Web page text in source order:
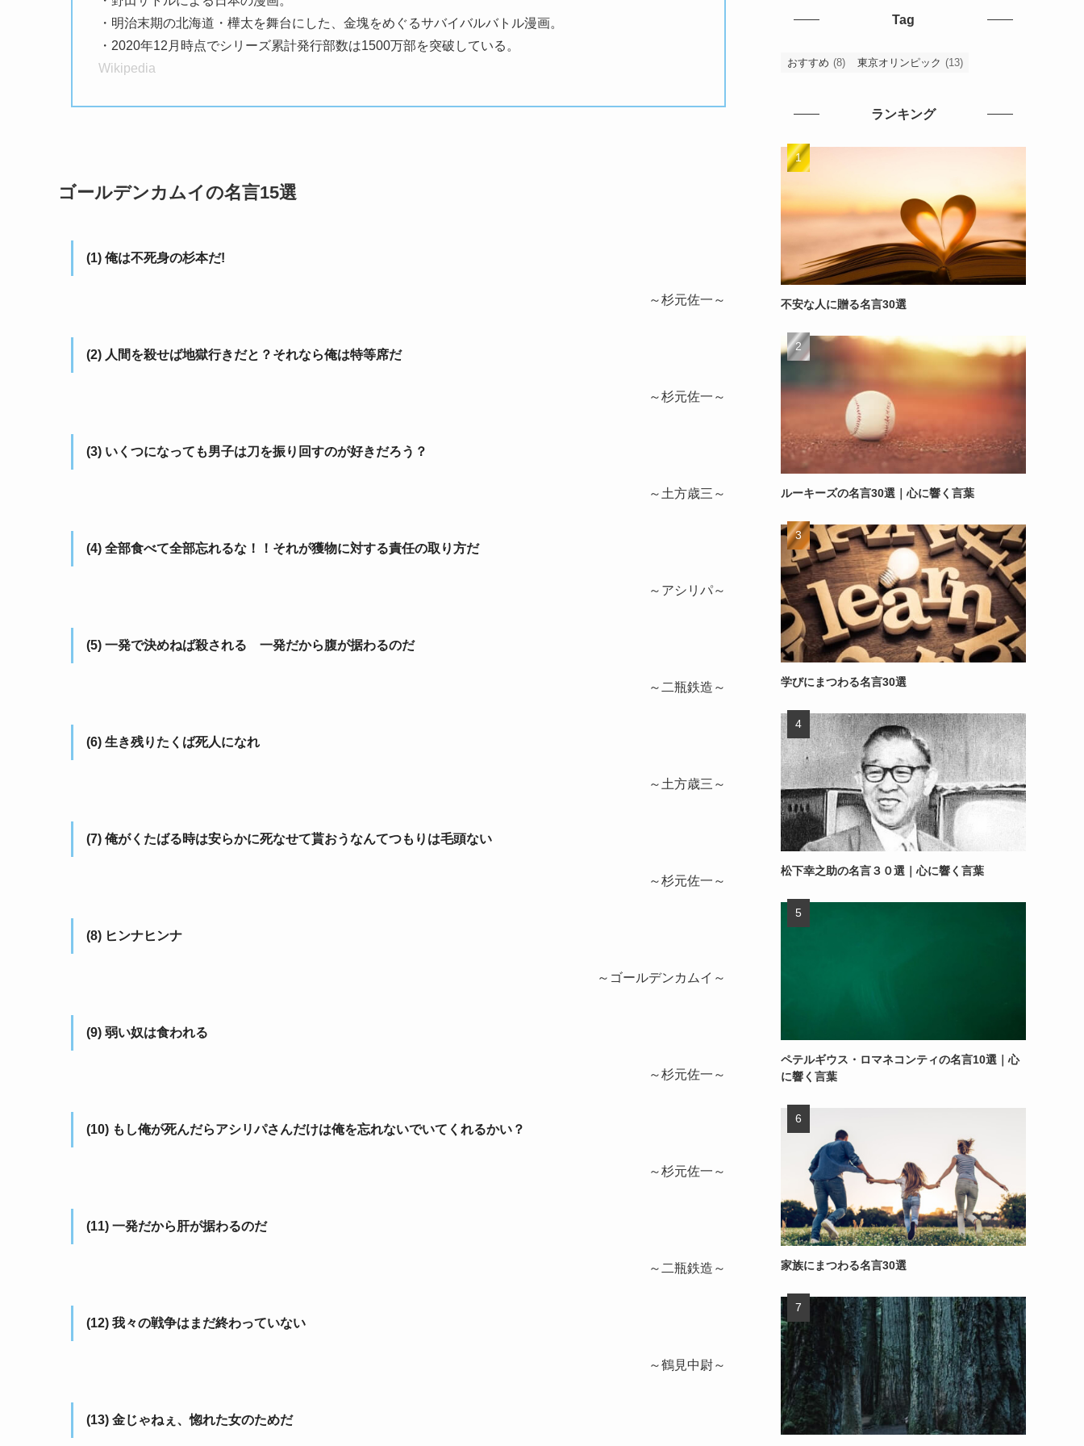
・明治末期の北海道・樺太を舞台にした、金塊をめぐるサバイバルバトル漫画。
・2020年12月時点でシリーズ累計発行部数は1500万部を突破している。
Wikipedia
ゴールデンカムイの名言15選
(1) 俺は不死身の杉本だ!
～杉元佐一～
(2) 人間を殺せば地獄行きだと？それなら俺は特等席だ
～杉元佐一～
(3) いくつになっても男子は刀を振り回すのが好きだろう？
～土方歳三～
(4) 全部食べて全部忘れるな！！それが獲物に対する責任の取り方だ
～アシリパ～
(5) 一発で決めねば殺される 一発だから腹が据わるのだ
～二瓶鉄造～
(6) 生き残りたくば死人になれ
～土方歳三～
(7) 俺がくたばる時は安らかに死なせて貰おうなんてつもりは毛頭ない
～杉元佐一～
(8) ヒンナヒンナ
～ゴールデンカムイ～
(9) 弱い奴は食われる
～杉元佐一～
(10) もし俺が死んだらアシリパさんだけは俺を忘れないでいてくれるかい？
～杉元佐一～
(11) 一発だから肝が据わるのだ
～二瓶鉄造～
(12) 我々の戦争はまだ終わっていない
～鶴見中尉～
(13) 金じゃねぇ、惚れた女のためだ
Tag
おすすめ (8) 東京オリンピック (13)
ランキング
不安な人に贈る名言30選
ルーキーズの名言30選｜心に響く言葉
学びにまつわる名言30選
松下幸之助の名言３０選｜心に響く言葉
ペテルギウス・ロマネコンティの名言10選｜心
に響く言葉
家族にまつわる名言30選